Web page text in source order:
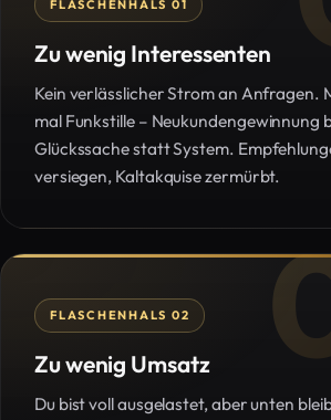
FLASCHENHALS 01
Zu wenig Interessenten
Kein verlässlicher Strom an Anfragen.
mal Funkstille – Neukundengewinnung
Glückssache statt System.
versiegen, Kaltakquise zermürbt.
FLASCHENHALS 02
Zu wenig Umsatz
Du bist voll ausgelastet, aber unten